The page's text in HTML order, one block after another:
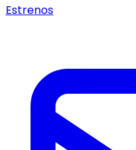
Estrenos